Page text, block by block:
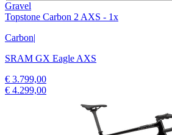
Gravel
Topstone Carbon 2 AXS - 1x
Carbon|
SRAM GX Eagle AXS
€ 3.799,00
€ 4.299,00